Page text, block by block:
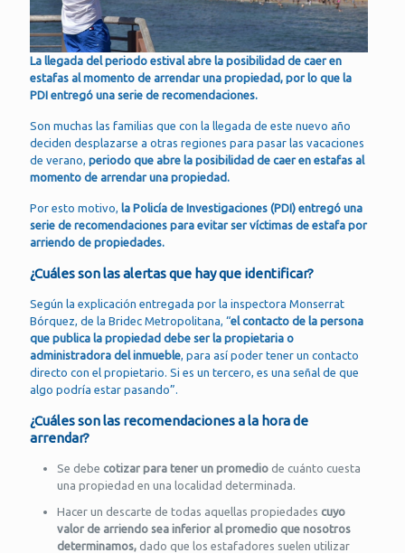
La llegada del periodo estival abre la posibilidad de caer en
estafas al momento de arrendar una propiedad, por lo que la
PDI entregó una serie de recomendaciones.
Son muchas las familias que con la llegada de este nuevo año
deciden desplazarse a otras regiones para pasar las vacaciones
de verano, periodo que abre la posibilidad de caer en estafas al
momento de arrendar una propiedad.
Por esto motivo, la Policía de Investigaciones (PDI) entregó una
serie de recomendaciones para evitar ser víctimas de estafa por
arriendo de propiedades.
¿Cuáles son las alertas que hay que identificar?
Según la explicación entregada por la inspectora Monserrat
Bórquez, de la Bridec Metropolitana, “el contacto de la persona
que publica la propiedad debe ser la propietaria o
administradora del inmueble, para así poder tener un contacto
directo con el propietario. Si es un tercero, es una señal de que
algo podría estar pasando”.
¿Cuáles son las recomendaciones a la hora de
arrendar?
Se debe cotizar para tener un promedio de cuánto cuesta
una propiedad en una localidad determinada.
Hacer un descarte de todas aquellas propiedades cuyo
valor de arriendo sea inferior al promedio que nosotros
determinamos, dado que los estafadores suelen utilizar